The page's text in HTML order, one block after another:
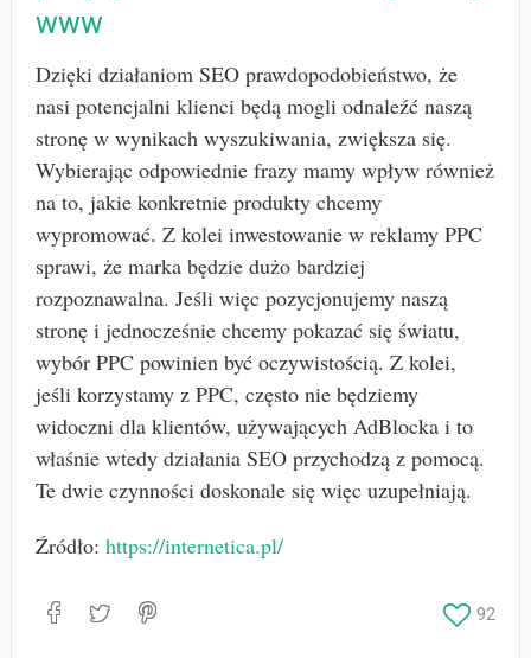
www
Dzięki działaniom SEO prawdopodobieństwo, że
nasi potencjalni klienci będą mogli odnaleźć naszą
stronę w wynikach wyszukiwania, zwiększa się.
Wybierając odpowiednie frazy mamy wpływ również
na to, jakie konkretnie produkty chcemy
wypromować. Z kolei inwestowanie w reklamy PPC
sprawi, że marka będzie dużo bardziej
rozpoznawalna. Jeśli więc pozycjonujemy naszą
stronę i jednocześnie chcemy pokazać się światu,
wybór PPC powinien być oczywistością. Z kolei,
jeśli korzystamy z PPC, często nie będziemy
widoczni dla klientów, używających AdBlocka i to
właśnie wtedy działania SEO przychodzą z pomocą.
Te dwie czynności doskonale się więc uzupełniają.
Źródło: https://internetica.pl/
92